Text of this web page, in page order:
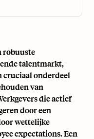
robuuste
talentmarkt,
cruciaal onderdeel
van
die actief
door een
wettelijke
expectations. Een